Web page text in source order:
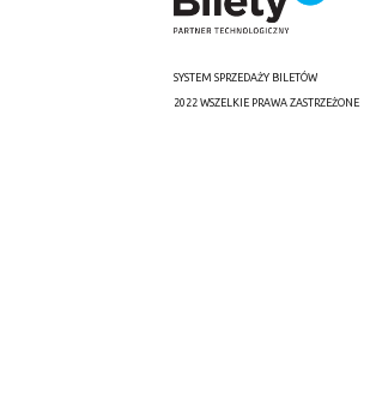
SYSTEM SPRZEDAŻY BILETÓW
2022 WSZELKIE PRAWA ZASTRZEŻONE